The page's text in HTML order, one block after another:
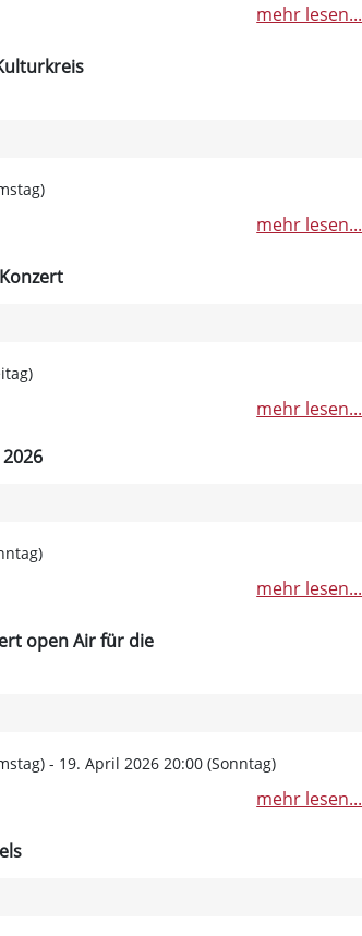
mehr lesen...
mehr lesen...
mehr lesen...
open Air für die
mehr lesen...
- 19. April 2026 20:00 (Sonntag)
mehr lesen...